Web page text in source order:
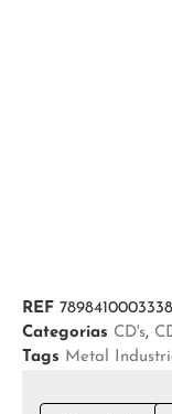
REF 7898410003338
Categorias CD's,
Tags Metal